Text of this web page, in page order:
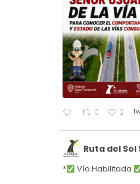
0 2
Ruta del Sol
* Vía Habilitada